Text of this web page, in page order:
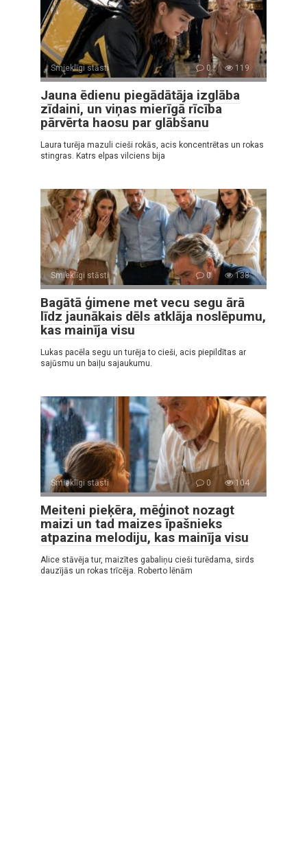
Smieklīgi stāsti 0 119
Jauna ēdienu piegādātāja izglāba
zīdaini, un viņas mierīgā rīcība
pārvērta haosu par glābšanu
Laura turēja mazuli cieši rokās, acis koncentrētas un rokas
stingras. Katrs elpas vilciens bija
Smieklīgi stāsti 0 138
Bagātā ģimene met vecu segu ārā
līdz jaunākais dēls atklāja noslēpumu,
kas mainīja visu
Lukas pacēla segu un turēja to cieši, acis piepildītas ar
sajūsmu un baiļu sajaukumu.
Smieklīgi stāsti 0 104
Meiteni pieķēra, mēģinot nozagt
maizi un tad maizes īpašnieks
atpazina melodiju, kas mainīja visu
Alice stāvēja tur, maizītes gabaliņu cieši turēdama, sirds
dauzījās un rokas trīcēja. Roberto lēnām